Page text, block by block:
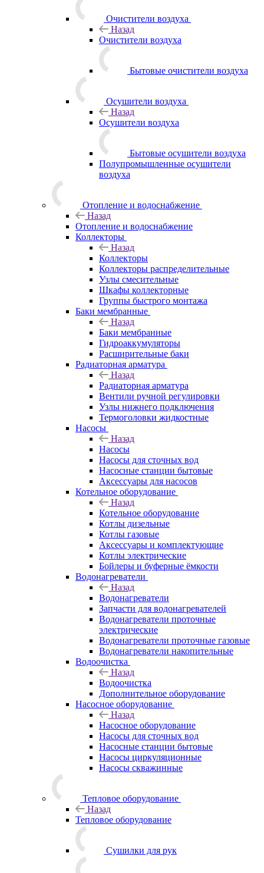
Очистители воздуха
Назад
Очистители воздуха
Бытовые очистители воздуха
Осушители воздуха
Назад
Осушители воздуха
Бытовые осушители воздуха
Полупромышленные осушители
воздуха
Отопление и водоснабжение
Назад
Отопление и водоснабжение
Коллекторы
Назад
Коллекторы
Коллекторы распределительные
Узлы смесительные
Шкафы коллекторные
Группы быстрого монтажа
Баки мембранные
Назад
Баки мембранные
Гидроаккумуляторы
Расширительные баки
Радиаторная арматура
Назад
Радиаторная арматура
Вентили ручной регулировки
Узлы нижнего подключения
Термоголовки жидкостные
Насосы
Назад
Насосы
Насосы для сточных вод
Насосные станции бытовые
Аксессуары для насосов
Котельное оборудование
Назад
Котельное оборудование
Котлы дизельные
Котлы газовые
Аксессуары и комплектующие
Котлы электрические
Бойлеры и буферные ёмкости
Водонагреватели
Назад
Водонагреватели
Запчасти для водонагревателей
Водонагреватели проточные
электрические
Водонагреватели проточные газовые
Водонагреватели накопительные
Водоочистка
Назад
Водоочистка
Дополнительное оборудование
Насосное оборудование
Назад
Насосное оборудование
Насосы для сточных вод
Насосные станции бытовые
Насосы циркуляционные
Насосы скважинные
Тепловое оборудование
Назад
Тепловое оборудование
Сушилки для рук